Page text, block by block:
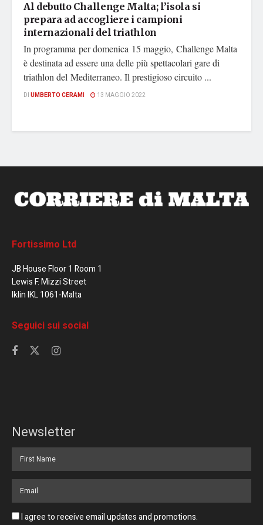
Al debutto Challenge Malta; l’isola si
prepara ad accogliere i campioni
internazionali del triathlon
In programma per domenica 15 maggio, Challenge Malta
è destinata ad essere una delle più spettacolari gare di
triathlon del Mediterraneo. Il prestigioso circuito ...
DI UMBERTO CERAMI 13 MAGGIO 2022
Fortissimo Ltd
JB House Floor 1 Room 1
Lewis F. Mizzi Street
Iklin IKL 1061-Malta
Seguici sui social
Newsletter
I agree to receive email updates and promotions.